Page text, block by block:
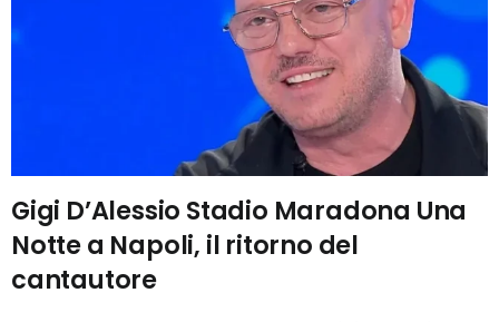
Gigi D’Alessio Stadio Maradona Una
Notte a Napoli, il ritorno del
cantautore